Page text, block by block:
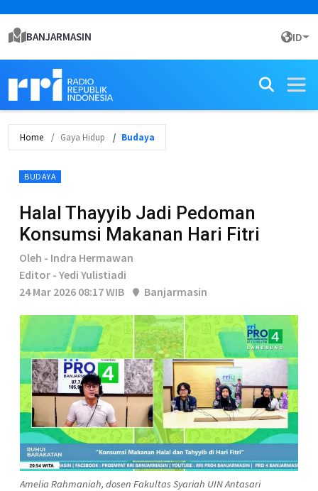
BANJARMASIN ID
Home Gaya Hidup Budaya
BUDAYA
Halal Thayyib Jadi Pedoman
Konsumsi Makanan Hari Fitri
Oleh - Indra Hermawan
Editor - Yedi Yulistiadi
24 Mar 2026 08:17 WIB
Banjarmasin
Amelia Rahmaniah, dosen Fakultas Syariah UIN Antasari